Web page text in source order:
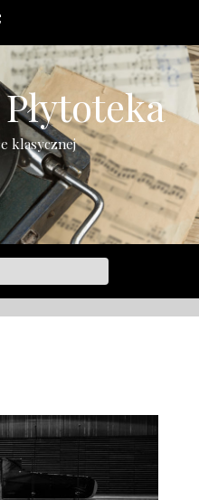
klasycznej